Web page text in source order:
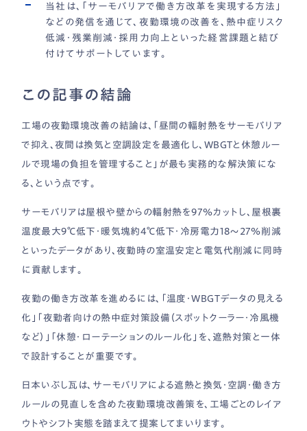
当社は、「サーモバリアで働き方改革を実現する方法」
などの発信を通じて、夜勤環境の改善を、熱中症リスク
低減・残業削減・採用力向上といった経営課題と結び
付けてサポートしています。
この記事の結論
工場の夜勤環境改善の結論は、「昼間の輻射熱をサーモバリア
で抑え、夜間は換気と空調設定を最適化し、WBGTと休憩ルー
ルで現場の負担を管理すること」が最も実務的な解決策にな
る、という点です。
サーモバリアは屋根や壁からの輻射熱を97％カットし、屋根裏
温度最大9℃低下・暖気塊約4℃低下・冷房電力18〜27％削減
といったデータがあり、夜勤時の室温安定と電気代削減に同時
に貢献します。
夜勤の働き方改革を進めるには、「温度・WBGTデータの見える
化」「夜勤者向けの熱中症対策設備（スポットクーラー・冷風機
など）」「休憩・ローテーションのルール化」を、遮熱対策と一体
で設計することが重要です。
日本いぶし瓦は、サーモバリアによる遮熱と換気・空調・働き方
ルールの見直しを含めた夜勤環境改善策を、工場ごとのレイア
ウトやシフト実態を踏まえて提案してまいります。